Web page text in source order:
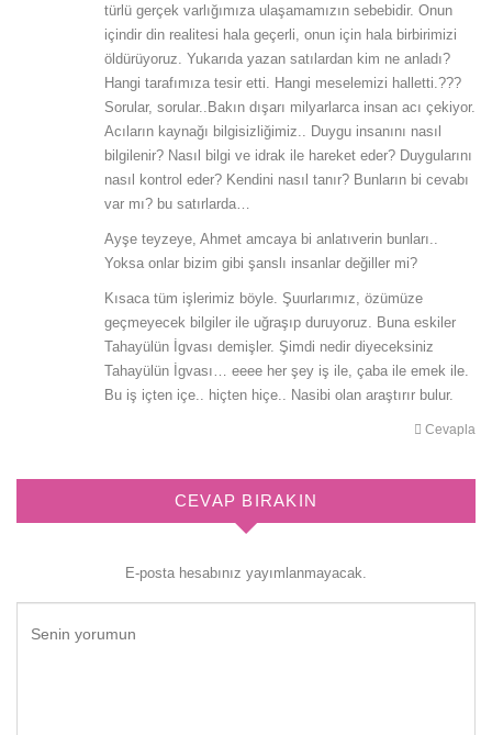
türlü gerçek varlığımıza ulaşamamızın sebebidir. Onun
içindir din realitesi hala geçerli, onun için hala birbirimizi
öldürüyoruz. Yukarıda yazan satılardan kim ne anladı?
Hangi tarafımıza tesir etti. Hangi meselemizi halletti.???
Sorular, sorular..Bakın dışarı milyarlarca insan acı çekiyor.
Acıların kaynağı bilgisizliğimiz.. Duygu insanını nasıl
bilgilenir? Nasıl bilgi ve idrak ile hareket eder? Duygularını
nasıl kontrol eder? Kendini nasıl tanır? Bunların bi cevabı
var mı? bu satırlarda…
Ayşe teyzeye, Ahmet amcaya bi anlatıverin bunları..
Yoksa onlar bizim gibi şanslı insanlar değiller mi?
Kısaca tüm işlerimiz böyle. Şuurlarımız, özümüze
geçmeyecek bilgiler ile uğraşıp duruyoruz. Buna eskiler
Tahayülün İgvası demişler. Şimdi nedir diyeceksiniz
Tahayülün İgvası… eeee her şey iş ile, çaba ile emek ile.
Bu iş içten içe.. hiçten hiçe.. Nasibi olan araştırır bulur.
Cevapla
CEVAP BIRAKIN
E-posta hesabınız yayımlanmayacak.